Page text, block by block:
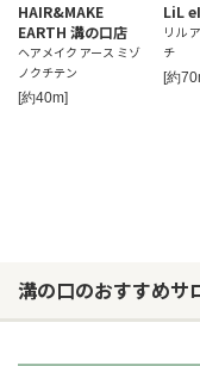
HAIR&MAKE
EARTH 溝の口店
ヘアメイク アース ミゾ
ノクチテン
[約40m]
LiL
リル
チ
[約
溝の口のおすすめサ